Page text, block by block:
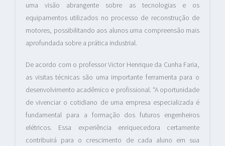
uma visão abrangente sobre as tecnologias e os
equipamentos utilizados no processo de reconstrução de
motores, possibilitando aos alunos uma compreensão mais
aprofundada sobre a prática industrial.
De acordo com o professor Victor Henrique da Cunha Faria,
as visitas técnicas são uma importante ferramenta para o
desenvolvimento acadêmico e profissional. “A oportunidade
de vivenciar o cotidiano de uma empresa especializada é
fundamental para a formação dos futuros engenheiros
elétricos. Essa experiência enriquecedora certamente
contribuirá para o crescimento de cada aluno em sua